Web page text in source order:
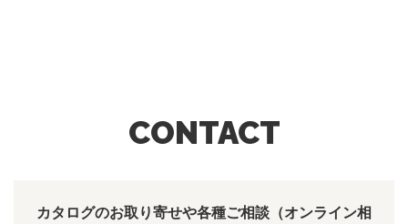
CONTACT
カタログのお取り寄せや各種ご相談（オンライン相